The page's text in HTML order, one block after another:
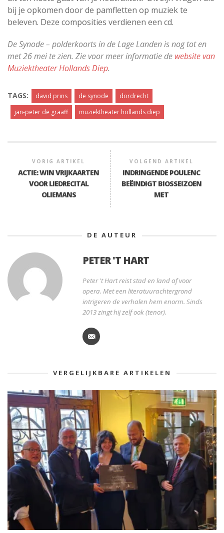
bij je opkomen door de pamfletten op muziek te
beleven. Deze composities verdienen een cd.
De Synode – polderkoorts in de Lage Landen is nog tot en
met 26 mei te zien. Zie voor meer informatie de website van
Muziektheater Hollands Diep.
TAGS: david prins de synode
dordrecht
jan-peter de graaff
muziektheater hollands diep
VORIG ARTIKEL
ACTIE: WIN VRIJKAARTEN
VOOR LIEDRECITAL
OLIEMANS
VOLGEND ARTIKEL
INDRINGENDE POULENC
BEËINDIGT BIOSSEIZOEN
MET
DE AUTEUR
PETER 'T HART
Peter 't Hart reist stad en land af voor
opera. Met een literatuurachtergrond
intrigeren de verhalen hem enorm. Sinds
2013 zingt hij zelf ook (tenor).
VERGELIJKBARE ARTIKELEN